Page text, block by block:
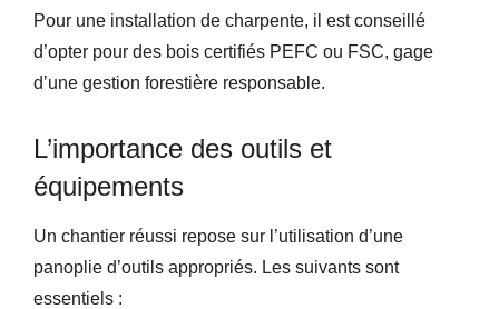
Pour une installation de charpente, il est conseillé
d’opter pour des bois certifiés PEFC ou FSC, gage
d’une gestion forestière responsable.
L’importance des outils et
équipements
Un chantier réussi repose sur l’utilisation d’une
panoplie d’outils appropriés. Les suivants sont
essentiels :